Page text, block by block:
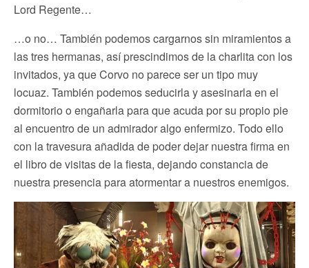
Lord Regente…
…o no… También podemos cargarnos sin miramientos a
las tres hermanas, así prescindimos de la charlita con los
invitados, ya que Corvo no parece ser un tipo muy
locuaz. También podemos seducirla y asesinarla en el
dormitorio o engañarla para que acuda por su propio pie
al encuentro de un admirador algo enfermizo. Todo ello
con la travesura añadida de poder dejar nuestra firma en
el libro de visitas de la fiesta, dejando constancia de
nuestra presencia para atormentar a nuestros enemigos.